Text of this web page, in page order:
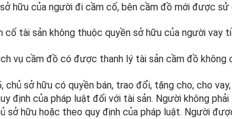
hữu của người đi cầm cố, bên cầm đồ mới được sử
cố tài sản không thuộc quyền sở hữu của người vay
vụ cầm đồ có được thanh lý tài sản cầm đồ không
chủ sở hữu có quyền bán, trao đổi, tặng cho, cho
định của pháp luật đối với tài sản. Người không
sở hữu hoặc theo quy định của pháp luật. Người